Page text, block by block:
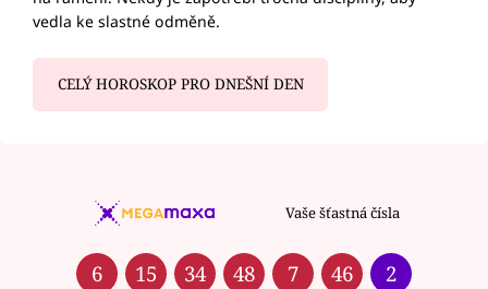
vedla ke slastné odměně.
CELÝ HOROSKOP PRO DNEŠNÍ DEN
Vaše šťastná čísla
6 15 34 48 7 46 2